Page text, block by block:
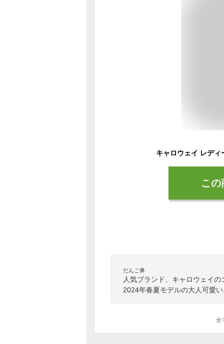
こ
だんご鼻
人気ブランド、キャロウェイ
2024年春夏モデルの大人可愛
全